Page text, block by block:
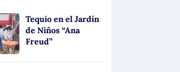
Tequio en el Jardín
de Niños “Ana
Freud”